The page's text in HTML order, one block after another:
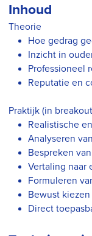
Inhoud
Theorie
Hoe gedrag
Inzicht in
Professioneel
Reputatie en
Praktijk (in
Realistische
Analyseren
Bespreken
Vertaling naar
Formuleren
Bewust
Direct